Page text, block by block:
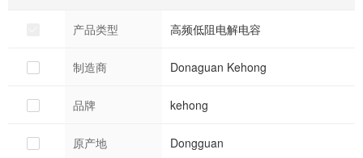
产品类型 高频低阻电解电容
制造商 Donaguan Kehong
品牌 kehong
原产地 Dongguan